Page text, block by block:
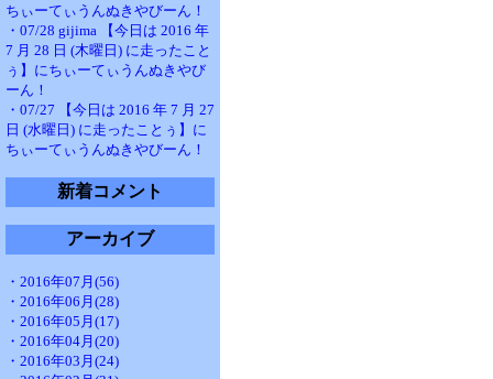
ちぃーてぃうんぬきやびーん！
・07/28 gijima 【今日は 2016 年
7 月 28 日 (木曜日) に走ったこと
ぅ】にちぃーてぃうんぬきやび
ーん！
・07/27 【今日は 2016 年 7 月 27
日 (水曜日) に走ったことぅ】に
ちぃーてぃうんぬきやびーん！
新着コメント
アーカイブ
・2016年07月(56)
・2016年06月(28)
・2016年05月(17)
・2016年04月(20)
・2016年03月(24)